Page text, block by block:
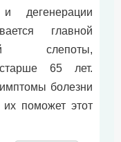
и дегенерации
главной
слепоты,
65 лет.
болезни
их поможет этот